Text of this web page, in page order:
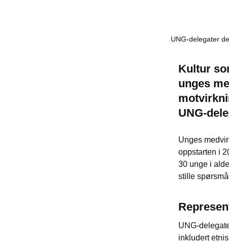
UNG-delegater
Kultur
unges
UNG-
Unges
oppstarten i
30 unge i
stille
UNG-
inkludert